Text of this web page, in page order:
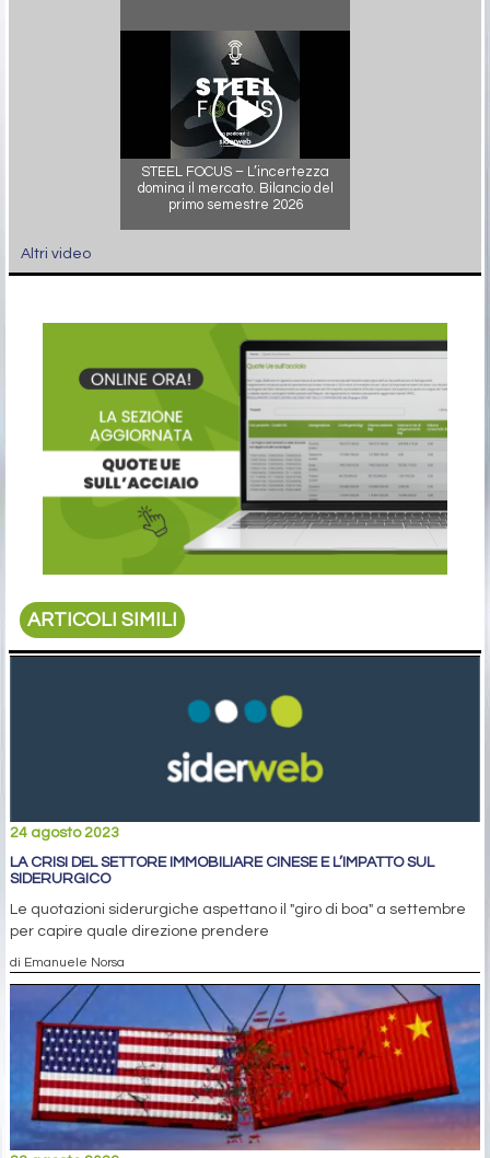
STEEL FOCUS – L’incertezza
domina il mercato. Bilancio del
primo semestre 2026
Altri video
ARTICOLI SIMILI
24 agosto 2023
LA CRISI DEL SETTORE IMMOBILIARE CINESE E L’IMPATTO SUL
SIDERURGICO
Le quotazioni siderurgiche aspettano il "giro di boa" a settembre
per capire quale direzione prendere
di Emanuele Norsa